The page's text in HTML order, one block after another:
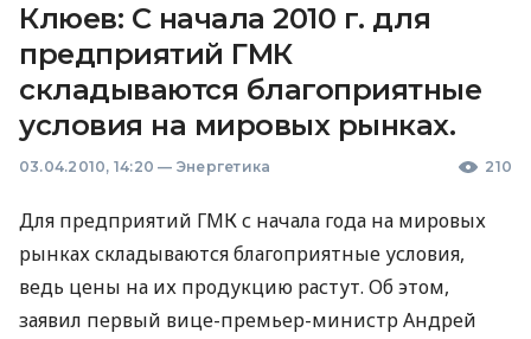
Клюев: С начала 2010 г. для
предприятий ГМК
складываются благоприятные
условия на мировых рынках.
03.04.2010, 14:20 — Энергетика 210
Для предприятий ГМК с начала года на мировых
рынках складываются благоприятные условия,
ведь цены на их продукцию растут. Об этом,
заявил первый вице-премьер-министр Андрей